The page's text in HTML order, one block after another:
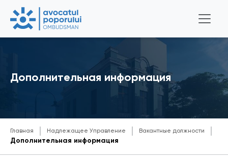
Дополнительная информация
Главная Надлежащее Управление Вакантные должности
Дополнительная информация